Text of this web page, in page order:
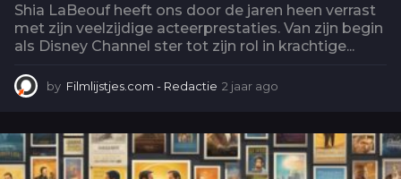
Shia LaBeouf heeft ons door de jaren heen verrast
met zijn veelzijdige acteerprestaties. Van zijn begin
als Disney Channel ster tot zijn rol in krachtige...
by Filmlijstjes.com - Redactie 2 jaar ago
a
r
a